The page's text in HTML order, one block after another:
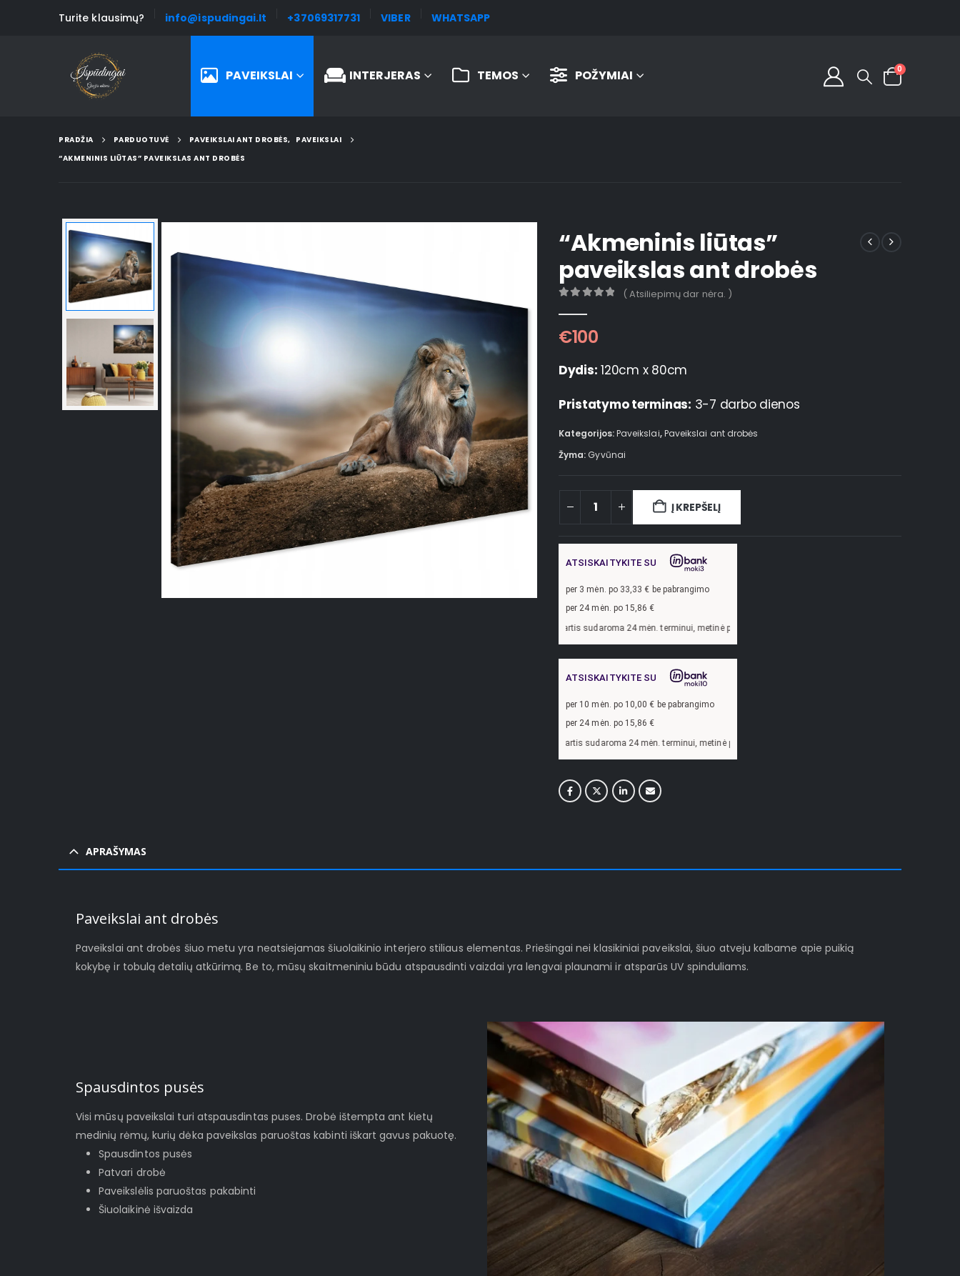
Turite klausimų? info@ispudingai.lt +37069317731 VIBER WHATSAPP
PAVEIKSLAI INTERJERAS TEMOS POŽYMIAI 0
PRADŽIA PARDUOTUVĖ PAVEIKSLAI ANT DROBĖS, PAVEIKSLAI
“AKMENINIS LIŪTAS” PAVEIKSLAS ANT DROBĖS
“Akmeninis liūtas”
paveikslas ant drobės
( Atsiliepimų dar nėra. )
€100
Dydis: 120cm x 80cm
Pristatymo terminas: 3-7 darbo dienos
Kategorijos:Paveikslai,Paveikslai ant drobės
Žyma: Gyvūnai
Į KREPŠELĮ
ATSISKAITYKITE SU
per 3 mėn. po 33,33 € be pabrangimo
per 24 mėn. po 15,86 €
€, kai sutartis sudaroma 24 mėn. terminui, metinė palūkanų norma – 13,9%, sutarties sudarymo mokestis -
ATSISKAITYKITE SU
per 10 mėn. po 10,00 € be pabrangimo
per 24 mėn. po 15,86 €
€, kai sutartis sudaroma 24 mėn. terminui, metinė palūkanų norma – 13,9%, sutarties sudarymo mokestis -
APRAŠYMAS
Paveikslai ant drobės
Paveikslai ant drobės šiuo metu yra neatsiejamas šiuolaikinio interjero stiliaus elementas. Priešingai nei klasikiniai paveikslai, šiuo atveju kalbame apie puikią
kokybę ir tobulą detalių atkūrimą. Be to, mūsų skaitmeniniu būdu atspausdinti vaizdai yra lengvai plaunami ir atsparūs UV spinduliams.
Spausdintos pusės
Visi mūsų paveikslai turi atspausdintas puses. Drobė ištempta ant kietų
medinių rėmų, kurių dėka paveikslas paruoštas kabinti iškart gavus pakuotę.
Spausdintos pusės
Patvari drobė
Paveikslėlis paruoštas pakabinti
Šiuolaikinė išvaizda